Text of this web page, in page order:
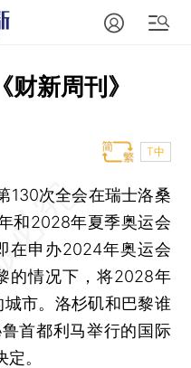
新周刊》
T中
次全会在瑞士洛桑
和2028年夏季奥运会
在申办2024年奥运会
的情况下，将2028年
市。洛杉矶和巴黎谁
首都利马举行的国际
。